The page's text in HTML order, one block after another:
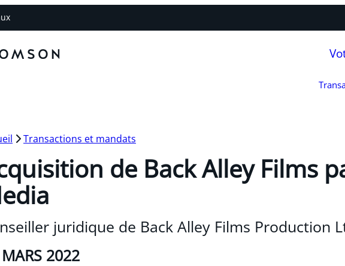
Transactions et mandats
de Back Alley Films
juridique de Back Alley Films Production
2022